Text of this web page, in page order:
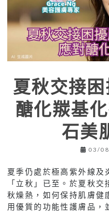
夏秋交接
醣化羰基
石美
03/
夏季仍處於極高紫外線及
「立秋」已至。於夏秋
秋燥熱，如何保持肌膚健
用優質的功能性護膚品，